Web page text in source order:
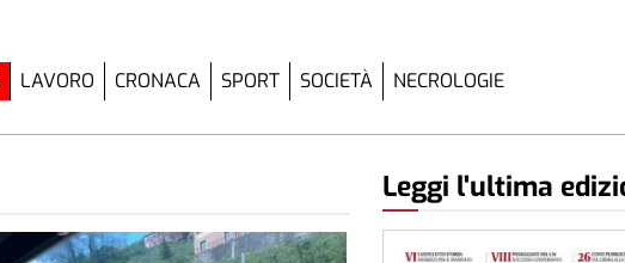
LAVORO CRONACA SPORT SOCIETÀ NECROLOGIE
Leggi l'ultima